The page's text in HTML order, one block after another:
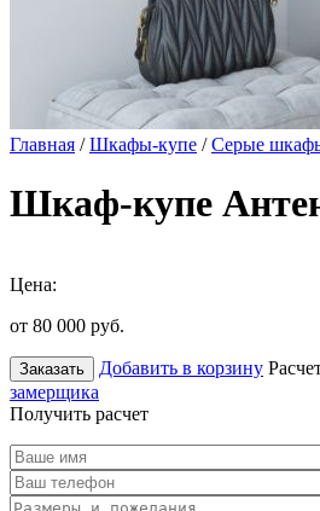
Главная /Шкафы-купе /Серые
Шкаф-купе
Цена:
от 80 000 руб.
Заказать Добавить в корзину
замерщика
Получить расчет